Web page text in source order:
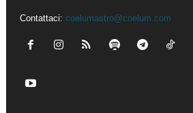
Contattaci: coelumastro@coelum.com